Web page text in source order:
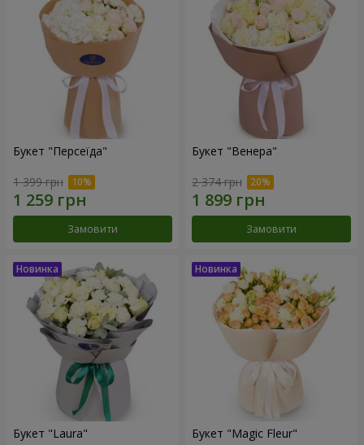
Букет "Персеїда"
1 399 грн
Замовити
Букет "Венера"
2 374 грн
Замовити
Букет "Laura" Букет "Magic Fleur"